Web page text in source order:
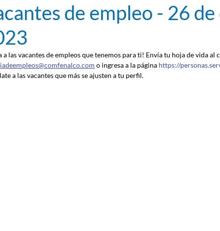
de empleo - 26
a las vacantes de empleos que tenemos para ti! Envía tu hoja de vida al
o ingresa a la página https://
a las vacantes que más se ajusten a tu perfil.